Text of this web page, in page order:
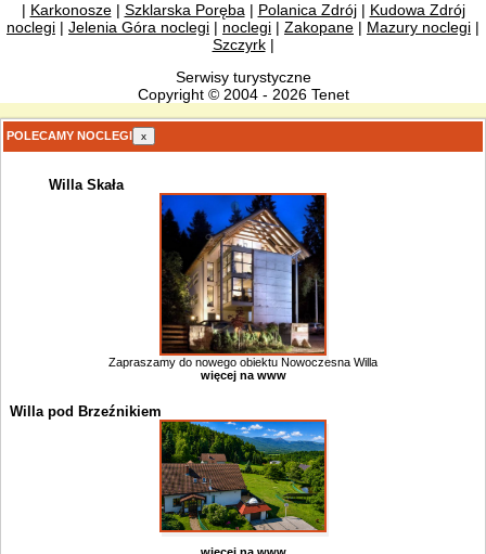
| Karkonosze| Szklarska Poręba| Polanica Zdrój| Kudowa Zdrój
noclegi | Jelenia Góra noclegi | noclegi | Zakopane | Mazury noclegi |
Szczyrk|
Serwisy turystyczne
Copyright © 2004 - 2026 Tenet
POLECAMY NOCLEGI x
Willa Skała
Zapraszamy do nowego obiektu Nowoczesna Willa
więcej na www
Willa pod Brzeźnikiem